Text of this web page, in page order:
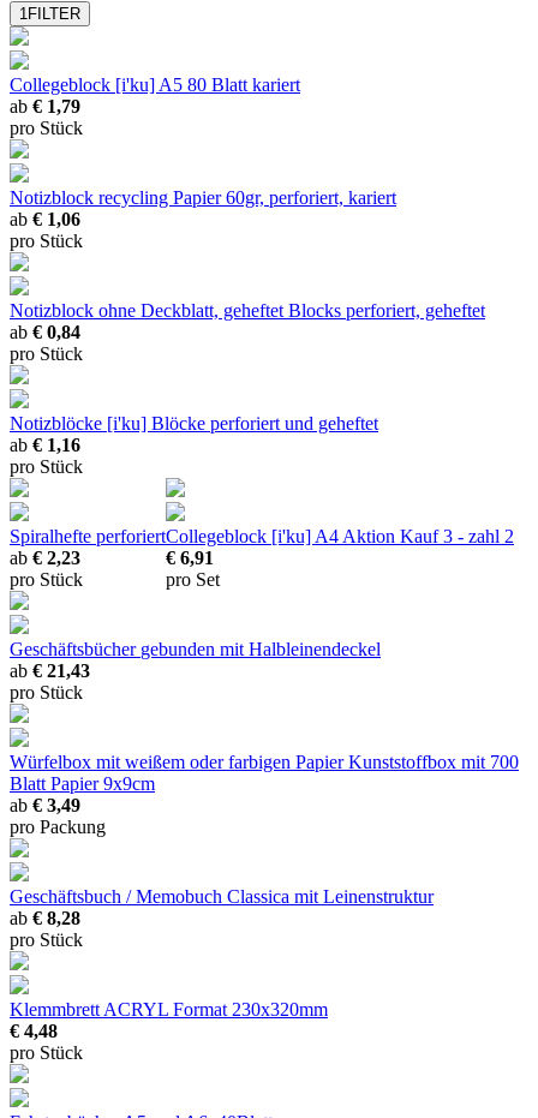
1FILTER
Collegeblock [i'ku] A5 80 Blatt kariert
ab € 1,79
pro Stück
Notizblock recycling Papier 60gr, perforiert, kariert
ab € 1,06
pro Stück
Notizblock ohne Deckblatt, geheftet Blocks perforiert, geheftet
ab € 0,84
pro Stück
Notizblöcke [i'ku] Blöcke perforiert und geheftet
ab € 1,16
pro Stück
Spiralhefte perforiert
ab € 2,23
pro Stück
Collegeblock [i'ku] A4 Aktion Kauf 3 - zahl 2
€ 6,91
pro Set
Geschäftsbücher gebunden mit Halbleinendeckel
ab € 21,43
pro Stück
Würfelbox mit weißem oder farbigen PapierKunststoffbox mit 700
Blatt Papier 9x9cm
ab € 3,49
pro Packung
Geschäftsbuch / Memobuch Classica mit Leinenstruktur
ab € 8,28
pro Stück
Klemmbrett ACRYL Format 230x320mm
€ 4,48
pro Stück